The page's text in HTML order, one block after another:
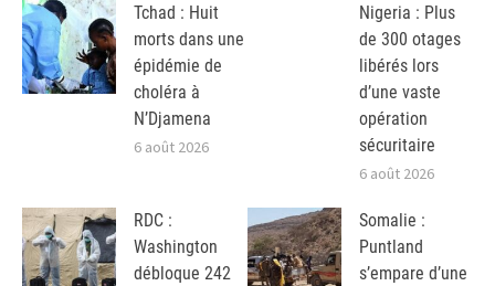
Tchad : Huit
morts dans une
épidémie de
choléra à
N’Djamena
6 août 2026
Nigeria : Plus
de 300 otages
libérés lors
d’une vaste
opération
sécuritaire
6 août 2026
RDC :
Washington
débloque 242
Somalie :
Puntland
s’empare d’une